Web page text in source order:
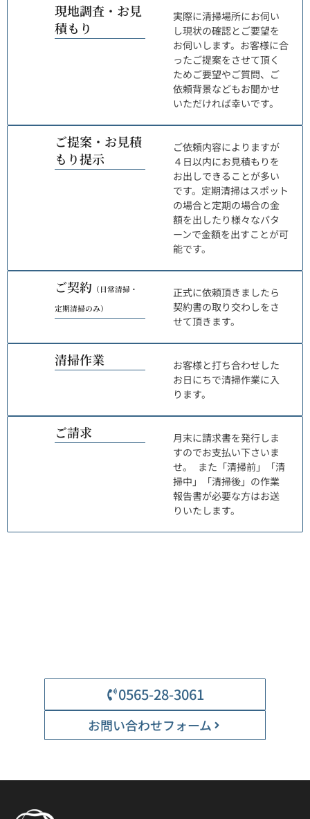
現地調査・お見
積もり
実際に清掃場所にお伺い
し現状の確認とご要望を
お伺いします。お客様に合
ったご提案をさせて頂く
ためご要望やご質問、ご
依頼背景などもお聞かせ
いただければ幸いです。
ご提案・お見積
もり提示
ご依頼内容によりますが
４日以内にお見積もりを
お出しできることが多い
です。定期清掃はスポット
の場合と定期の場合の金
額を出したり様々なパタ
ーンで金額を出すことが可
能です。
ご契約 （日常清掃・
定期清掃のみ）
正式に依頼頂きましたら
契約書の取り交わしをさ
せて頂きます。
清掃作業
お客様と打ち合わせした
お日にちで清掃作業に入
ります。
ご請求
月末に請求書を発行しま
すのでお支払い下さいま
せ。 また「清掃前」「清
掃中」「清掃後」の作業
報告書が必要な方はお送
りいたします。
0565-28-3061
お問い合わせフォーム